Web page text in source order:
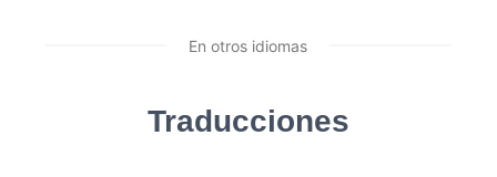
En otros idiomas
Traducciones